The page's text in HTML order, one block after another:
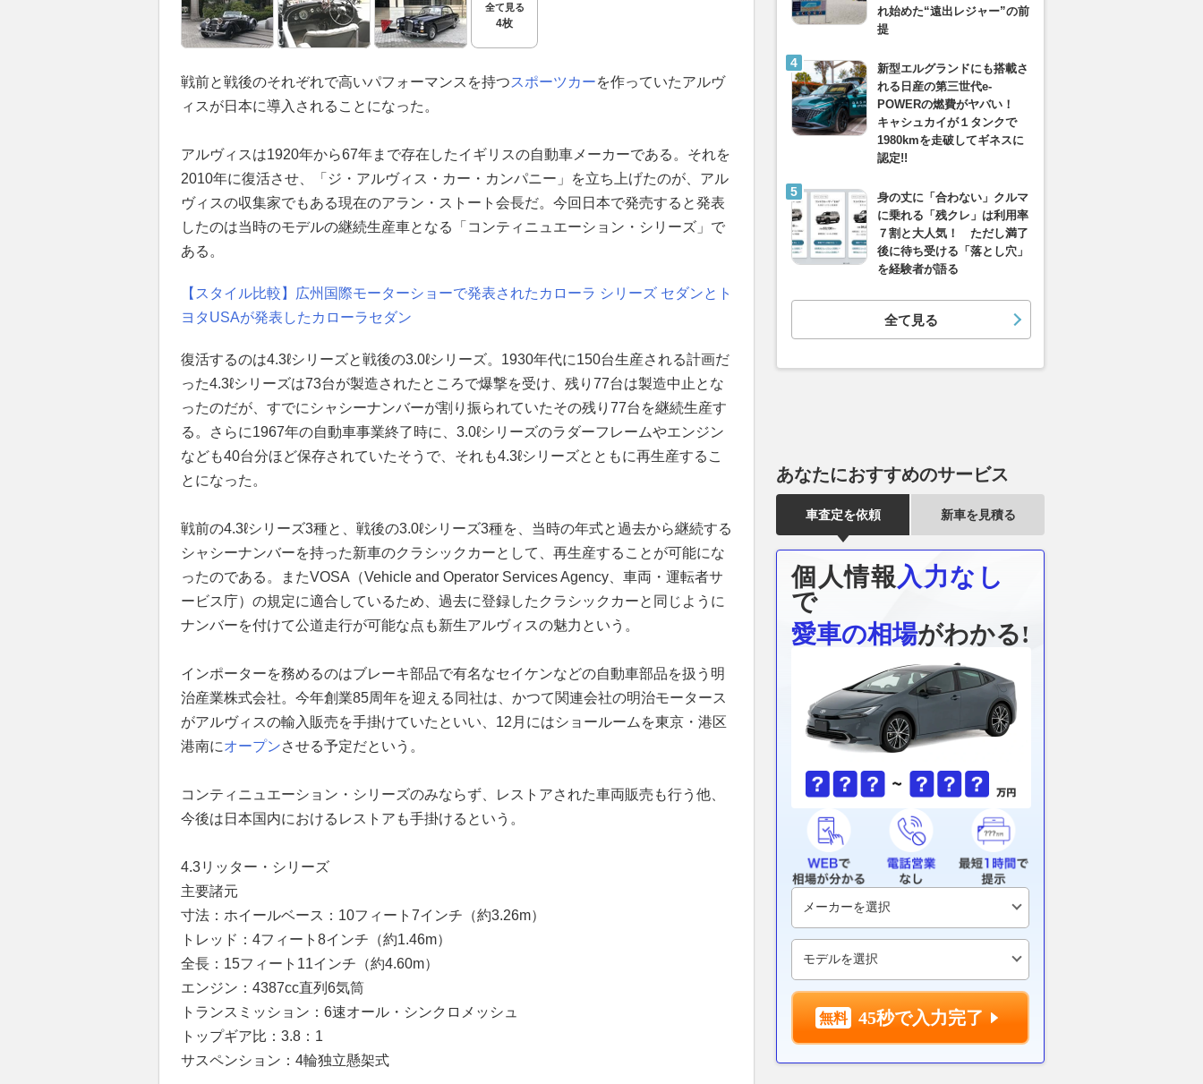
全て見る
4枚
戦前と戦後のそれぞれで高いパフォーマンスを持つスポーツカーを作っていたアルヴ
ィスが日本に導入されることになった。
アルヴィスは1920年から67年まで存在したイギリスの自動車メーカーである。それを
2010年に復活させ、「ジ・アルヴィス・カー・カンパニー」を立ち上げたのが、アル
ヴィスの収集家でもある現在のアラン・ストート会長だ。今回日本で発売すると発表
したのは当時のモデルの継続生産車となる「コンティニュエーション・シリーズ」で
ある。
【スタイル比較】広州国際モーターショーで発表されたカローラ シリーズ セダンとト
ヨタUSAが発表したカローラセダン
復活するのは4.3ℓシリーズと戦後の3.0ℓシリーズ。1930年代に150台生産される計画だ
った4.3ℓシリーズは73台が製造されたところで爆撃を受け、残り77台は製造中止とな
ったのだが、すでにシャシーナンバーが割り振られていたその残り77台を継続生産す
る。さらに1967年の自動車事業終了時に、3.0ℓシリーズのラダーフレームやエンジン
なども40台分ほど保存されていたそうで、それも4.3ℓシリーズとともに再生産するこ
とになった。
戦前の4.3ℓシリーズ3種と、戦後の3.0ℓシリーズ3種を、当時の年式と過去から継続する
シャシーナンバーを持った新車のクラシックカーとして、再生産することが可能にな
ったのである。またVOSA（Vehicle and Operator Services Agency、車両・運転者サ
ービス庁）の規定に適合しているため、過去に登録したクラシックカーと同じように
ナンバーを付けて公道走行が可能な点も新生アルヴィスの魅力という。
インポーターを務めるのはブレーキ部品で有名なセイケンなどの自動車部品を扱う明
治産業株式会社。今年創業85周年を迎える同社は、かつて関連会社の明治モータース
がアルヴィスの輸入販売を手掛けていたといい、12月にはショールームを東京・港区
港南にオープンさせる予定だという。
コンティニュエーション・シリーズのみならず、レストアされた車両販売も行う他、
今後は日本国内におけるレストアも手掛けるという。
4.3リッター・シリーズ
主要諸元
寸法：ホイールベース：10フィート7インチ（約3.26m）
トレッド：4フィート8インチ（約1.46m）
全長：15フィート11インチ（約4.60m）
エンジン：4387cc直列6気筒
トランスミッション：6速オール・シンクロメッシュ
トップギア比：3.8：1
サスペンション：4輪独立懸架式
れ始めた“遠出レジャー”の前
提
新型エルグランドにも搭載さ
れる日産の第三世代e-
POWERの燃費がヤバい！
キャシュカイが１タンクで
1980kmを走破してギネスに
認定!!
身の丈に「合わない」クルマ
に乗れる「残クレ」は利用率
７割と大人気！ ただし満了
後に待ち受ける「落とし穴」
を経験者が語る
全て見る
あなたにおすすめのサービス
車査定を依頼 新車を見積る
個人情報 入力なし
で
愛車の相場がわかる!
45秒で入力完了